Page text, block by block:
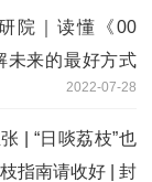
院｜读懂《00
未来的最好方式
2022-07-28
| “日啖荔枝”也
指南请收好 | 封